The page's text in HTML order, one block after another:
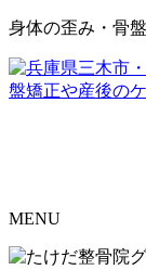
身体の歪み・骨
MENU